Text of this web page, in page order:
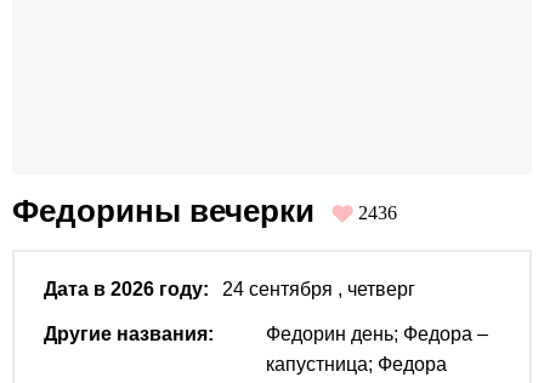
Федорины вечерки 2436
Дата в 2026 году: 24 сентября , четверг
Другие названия:
Федорин день; Федора –
капустница; Федора